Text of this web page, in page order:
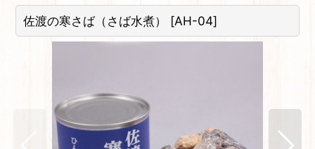
佐渡の寒さば（さば水煮） [AH-04]